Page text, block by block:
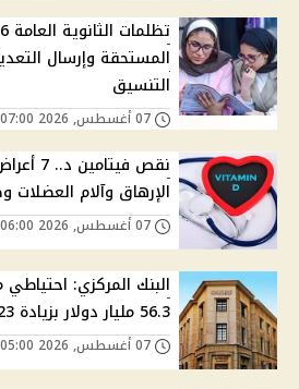
المستحقة وإرسال
التنسيق
نقص
الإرهاق وآلام
البنك المركزي:
56.3 مليار دولار بزيادة 1.23 مليار في يوليو